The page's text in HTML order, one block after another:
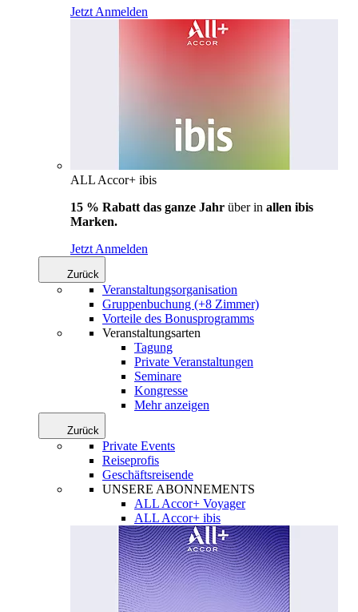
Jetzt Anmelden
ALL Accor+ ibis
15 % Rabatt das ganze Jahr über in allen ibis
Marken.
Jetzt Anmelden
Zurück
Veranstaltungsorganisation
Gruppenbuchung (+8 Zimmer)
Vorteile des Bonusprogramms
Veranstaltungsarten
Tagung
Private Veranstaltungen
Seminare
Kongresse
Mehr anzeigen
Zurück
Private Events
Reiseprofis
Geschäftsreisende
UNSERE ABONNEMENTS
ALL Accor+ Voyager
ALL Accor+ ibis